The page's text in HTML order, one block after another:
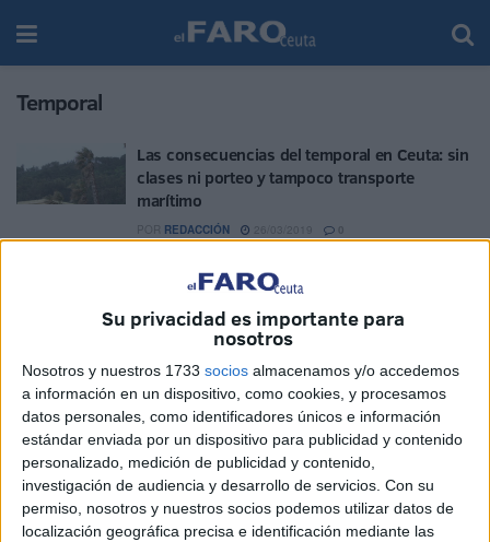
Su privacidad es importante para
nosotros
Nosotros y nuestros 1733 socios almacenamos y/o accedemos
a información en un dispositivo, como cookies, y procesamos
datos personales, como identificadores únicos e información
estándar enviada por un dispositivo para publicidad y contenido
personalizado, medición de publicidad y contenido,
investigación de audiencia y desarrollo de servicios. Con su
permiso, nosotros y nuestros socios podemos utilizar datos de
localización geográfica precisa e identificación mediante las
Temporal
Las consecuencias del temporal en Ceuta: sin
clases ni porteo y tampoco transporte
marítimo
REDACCIÓN 26/03/2019 0
ARCE-Protección Civil advierte de “riesgo
importante” por fenómenos costeros en
Ceuta
REDACCIÓN 26/03/2019
Temporal de levante: Constituido el Comité de
Emergencia de la Autoridad Portuaria
POR REDACCIÓN 26/03/2019 0
⚠ Las clases en colegios e institutos de Ceuta
suspendidas este miércoles por el temporal
POR CARMEN ECHARRI 26/03/2019 13